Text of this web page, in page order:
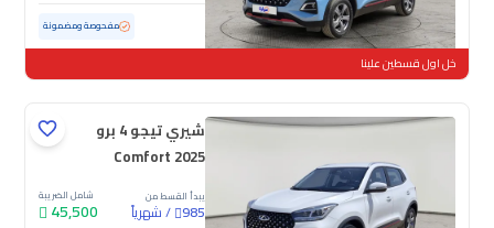
مستعملة 30,260 كم ممشى قليل مفحوصة ومضمونة
خل اول قسطين علينا
شيري تيجو 4 برو
Comfort 2025
يبدأ القسط من
985
/شهرياً
شامل الضريبة
45,500